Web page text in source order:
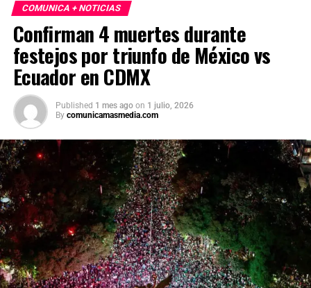
En otro tema, el secretario de Economía, Marcelo Ebrard,
aseguró que el Tratado entre México, Estados Unidos y
Canadá (T-MEC) se mantiene sin cambios y continúa
ofreciendo certidumbre a inversionistas, pese a los
procesos de revisión previstos. Por su parte, la presidenta
afirmó que el peso mexicano se mantiene estable frente
al dólar y reiteró que el país es seguro para visitantes,
tras los recientes incidentes registrados durante
celebraciones en la capital.
COMUNICA + NOTICIAS
Confirman 4 muertes durante
festejos por triunfo de México vs
Ecuador en CDMX
Published 1 mes ago on 1 julio, 2026
By comunicamasmedia.com